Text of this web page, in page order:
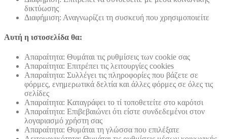
δικτύωσης
Διαφήμιση: Αναγνωρίζει τη συσκευή που χρησιμοποιείτε
Αυτή η ιστοσελίδα θα:
Απαραίτητα: Θυμάται τις ρυθμίσεις των cookie σας
Απαραίτητα: Επιτρέπει τις λειτουργίες cookies
Απαραίτητα: Συλλέγει τις πληροφορίες που βάζετε σε
φόρμες, ενημερωτικά δελτία και άλλες φόρμες σε όλες τις
σελίδες
Απαραίτητα: Καταγράφει το τί τοποθετείτε στο καρότσι
Απαραίτητα: Επιβεβαιώνει ότι είστε συνδεδεμένοι στον
λογαριασμό χρήστη σας
Απαραίτητα: Θυμάται τη γλώσσα που επιλέξατε